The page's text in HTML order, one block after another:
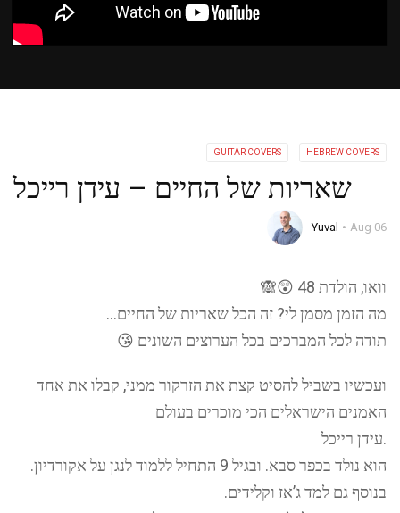
GUITAR COVERS HEBREW COVERS
שאריות של החיים – עידן רייכל
Yuval Aug 06
וואו, הולדת 48 😲🙈
מה הזמן מסמן לי? זה הכל שאריות של החיים…
תודה לכל המברכים בכל הערוצים השונים 😘
ועכשיו בשביל להסיט קצת את הזרקור ממני, קבלו את אחד
האמנים הישראלים הכי מוכרים בעולם
.עידן רייכל
הוא נולד בכפר סבא. ובגיל 9 התחיל ללמוד לנגן על אקורדיון.
בנוסף גם למד ג’אז וקלידים.